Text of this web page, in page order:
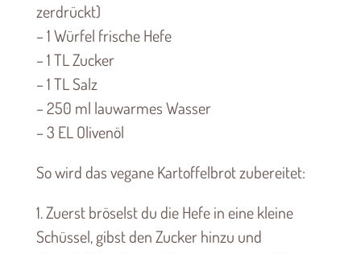
zerdrückt)
– 1 Würfel frische Hefe
– 1 TL Zucker
– 1 TL Salz
– 250 ml lauwarmes Wasser
– 3 EL Olivenöl
So wird das vegane Kartoffelbrot zubereitet:
1. Zuerst bröselst du die Hefe in eine kleine
Schüssel, gibst den Zucker hinzu und